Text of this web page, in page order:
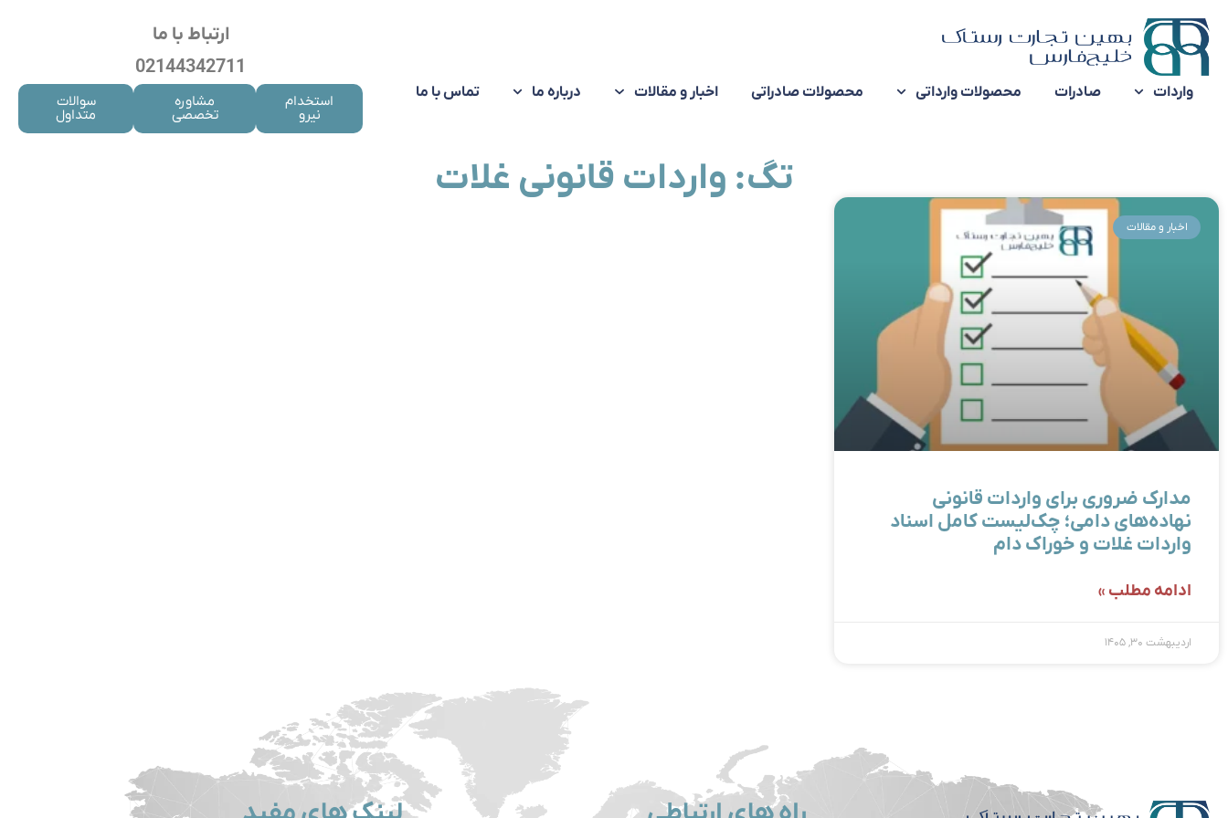
واردات صادرات محصولات وارداتی محصولات صادراتی اخبار و مقالات درباره ما تماس با ما
ارتباط با ما
02144342711
استخدام
نیرو
مشاوره
تخصصی
سوالات
متداول
تگ: واردات قانونی غلات
اخبار و مقالات
مدارک ضروری برای واردات قانونی
نهاده‌های دامی؛ چک‌لیست کامل اسناد
واردات غلات و خوراک دام
ادامه مطلب »
اردیبهشت ۳۰, ۱۴۰۵